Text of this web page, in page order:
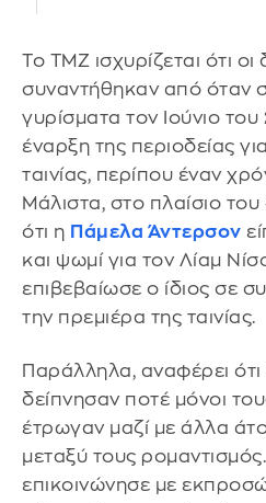
Το TMZ ισχυρίζεται ότι
συναντήθηκαν από όταν
γυρίσματα τον Ιούνιο του
έναρξη της περιοδείας
ταινίας, περίπου έναν
Μάλιστα, στο πλαίσιο
ότι η Πάμελα Άντερσον
και ψωμί για τον Λίαμ
επιβεβαίωσε ο ίδιος σε
την πρεμιέρα της ταινίας.
Παράλληλα, αναφέρει ότι
δείπνησαν ποτέ μόνοι
έτρωγαν μαζί με άλλα
μεταξύ τους
επικοινώνησε με